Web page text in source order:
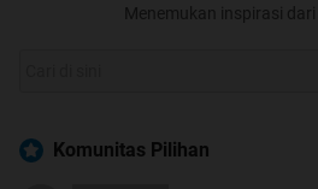
Menemukan inspirasi dari
Komunitas Pilihan